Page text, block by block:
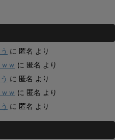
に 匿名 より
ｗ に 匿名 より
に 匿名 より
ｗ に 匿名 より
に 匿名 より